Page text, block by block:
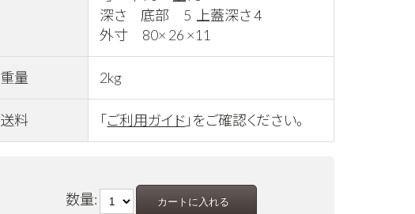
深さ 底部 5 上蓋深さ 4
外寸 80× 26 ×11
重量 2kg
送料 「ご利用ガイド 」をご確認ください。
数量: